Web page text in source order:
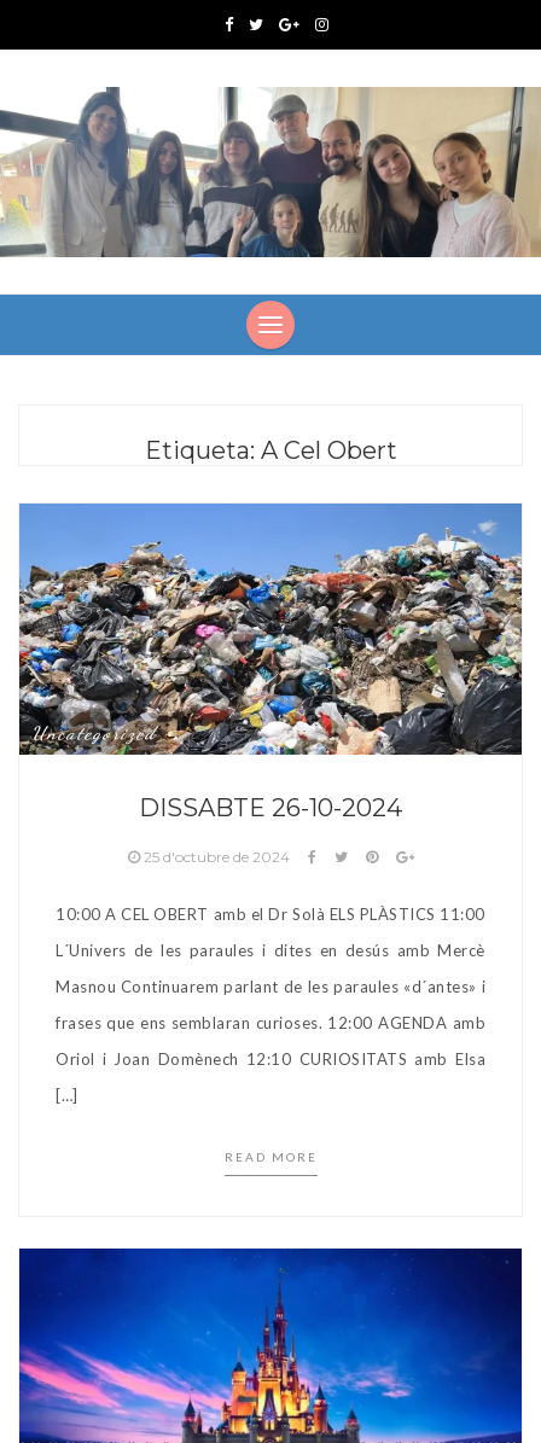
Etiqueta: A Cel Obert
Uncategorized
DISSABTE 26-10-2024
25 d'octubre de 2024
10:00 A CEL OBERT amb el Dr Solà ELS PLÀSTICS 11:00
L´Univers de les paraules i dites en desús amb Mercè
Masnou Continuarem parlant de les paraules «d´antes» i
frases que ens semblaran curioses. 12:00 AGENDA amb
Oriol i Joan Domènech 12:10 CURIOSITATS amb Elsa
[…]
READ MORE